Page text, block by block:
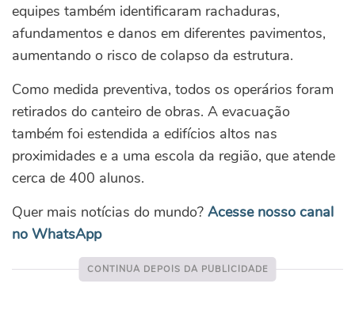
equipes também identificaram rachaduras,
afundamentos e danos em diferentes pavimentos,
aumentando o risco de colapso da estrutura.
Como medida preventiva, todos os operários foram
retirados do canteiro de obras. A evacuação
também foi estendida a edifícios altos nas
proximidades e a uma escola da região, que atende
cerca de 400 alunos.
Quer mais notícias do mundo? Acesse nosso canal
no WhatsApp